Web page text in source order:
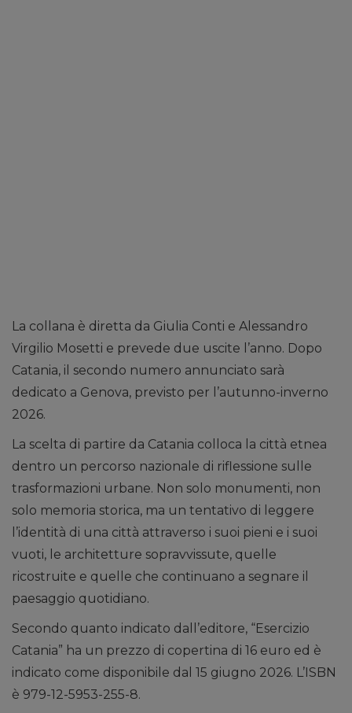
La collana è diretta da Giulia Conti e Alessandro
Virgilio Mosetti e prevede due uscite l’anno. Dopo
Catania, il secondo numero annunciato sarà
dedicato a Genova, previsto per l’autunno-inverno
2026.
La scelta di partire da Catania colloca la città etnea
dentro un percorso nazionale di riflessione sulle
trasformazioni urbane. Non solo monumenti, non
solo memoria storica, ma un tentativo di leggere
l’identità di una città attraverso i suoi pieni e i suoi
vuoti, le architetture sopravvissute, quelle
ricostruite e quelle che continuano a segnare il
paesaggio quotidiano.
Secondo quanto indicato dall’editore, “Esercizio
Catania” ha un prezzo di copertina di 16 euro ed è
indicato come disponibile dal 15 giugno 2026. L’ISBN
è 979-12-5953-255-8.